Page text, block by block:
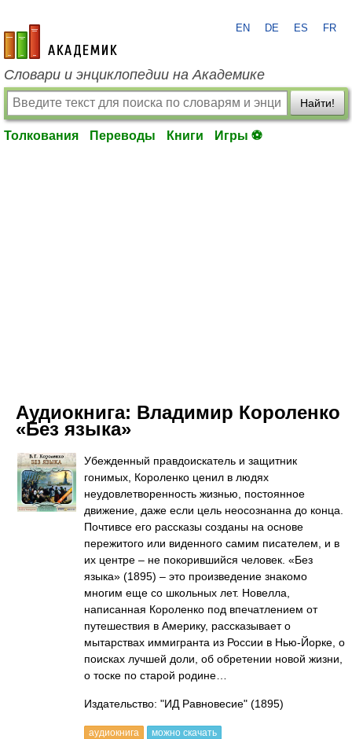
academic.ru
EN DE ES FR
Словари и энциклопедии на Академике
Найти!
Толкования Переводы Книги Игры ⚽
Аудиокнига: Владимир Короленко
«Без языка»
Убежденный правдоискатель и защитник
гонимых, Короленко ценил в людях
неудовлетворенность жизнью, постоянное
движение, даже если цель неосознанна до конца.
Почтивсе его рассказы созданы на основе
пережитого или виденного самим писателем, и в
их центре – не покорившийся человек. «Без
языка» (1895) – это произведение знакомо
многим еще со школьных лет. Новелла,
написанная Короленко под впечатлением от
путешествия в Америку, рассказывает о
мытарствах иммигранта из России в Нью-Йорке, о
поисках лучшей доли, об обретении новой жизни,
о тоске по старой родине…
Издательство: "ИД Равновесие" (1895)
аудиокнига можно скачать